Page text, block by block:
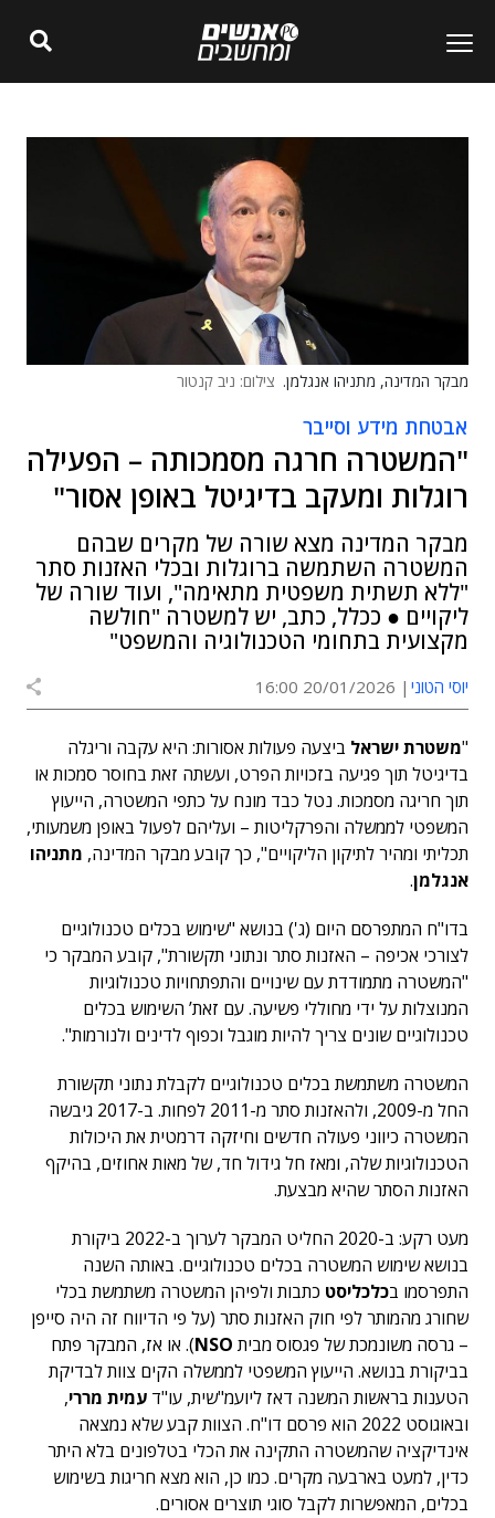
מבקר המדינה, מתניהו אנגלמן. צילום: ניב קנטור
אבטחת מידע וסייבר
"המשטרה חרגה מסמכותה – הפעילה
רוגלות ומעקב בדיגיטל באופן אסור"
מבקר המדינה מצא שורה של מקרים שבהם
המשטרה השתמשה ברוגלות ובכלי האזנות סתר
"ללא תשתית משפטית מתאימה", ועוד שורה של
ליקויים ● ככלל, כתב, יש למשטרה "חולשה
מקצועית בתחומי הטכנולוגיה והמשפט"
יוסי הטוני 20/01/2026 16:00
"משטרת ישראל ביצעה פעולות אסורות: היא עקבה וריגלה
בדיגיטל תוך פגיעה בזכויות הפרט, ועשתה זאת בחוסר סמכות או
תוך חריגה מסמכות. נטל כבד מונח על כתפי המשטרה, הייעוץ
המשפטי לממשלה והפרקליטות – ועליהם לפעול באופן משמעותי,
תכליתי ומהיר לתיקון הליקויים", כך קובע מבקר המדינה, מתניהו
אנגלמן.
בדו"ח המתפרסם היום (ג') בנושא "שימוש בכלים טכנולוגיים
לצורכי אכיפה – האזנות סתר ונתוני תקשורת", קובע המבקר כי
"המשטרה מתמודדת עם שינויים והתפתחויות טכנולוגיות
המנוצלות על ידי מחוללי פשיעה. עם זאת’ השימוש בכלים
טכנולוגיים שונים צריך להיות מוגבל וכפוף לדינים ולנורמות".
המשטרה משתמשת בכלים טכנולוגיים לקבלת נתוני תקשורת
החל מ-2009, ולהאזנות סתר מ-2011 לפחות. ב-2017 גיבשה
המשטרה כיווני פעולה חדשים וחיזקה דרמטית את היכולות
הטכנולוגיות שלה, ומאז חל גידול חד, של מאות אחוזים, בהיקף
האזנות הסתר שהיא מבצעת.
מעט רקע: ב-2020 החליט המבקר לערוך ב-2022 ביקורת
בנושא שימוש המשטרה בכלים טכנולוגיים. באותה השנה
התפרסמו בכלכליסט כתבות ולפיהן המשטרה משתמשת בכלי
שחורג מהמותר לפי חוק האזנות סתר (על פי הדיווח זה היה סייפן
– גרסה משונמכת של פגסוס מבית NSO). או אז, המבקר פתח
בביקורת בנושא. הייעוץ המשפטי לממשלה הקים צוות לבדיקת
הטענות בראשות המשנה דאז ליועמ"שית, עו"ד עמית מררי,
ובאוגוסט 2022 הוא פרסם דו"ח. הצוות קבע שלא נמצאה
אינדיקציה שהמשטרה התקינה את הכלי בטלפונים בלא היתר
כדין, למעט בארבעה מקרים. כמו כן, הוא מצא חריגות בשימוש
בכלים, המאפשרות לקבל סוגי תוצרים אסורים.